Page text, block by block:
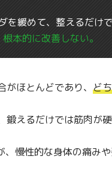
を緩めて、整えるだけ
根本的に改善しない。
ほとんどであり、 ど
えるだけでは筋肉が
、慢性的な身体の痛み